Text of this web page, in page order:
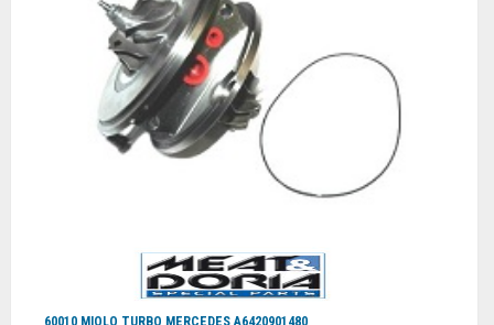
60010 MIOLO TURBO MERCEDES A6420901480